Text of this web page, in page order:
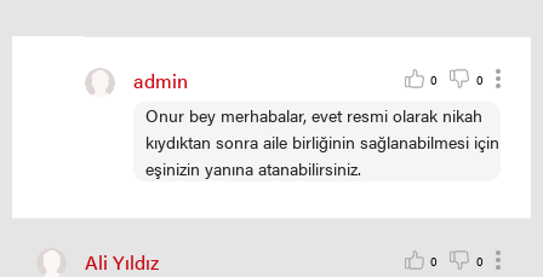
admin 0 0
Onur bey merhabalar, evet resmi olarak nikah
kıydıktan sonra aile birliğinin sağlanabilmesi için
eşinizin yanına atanabilirsiniz.
Ali Yıldız 0 0